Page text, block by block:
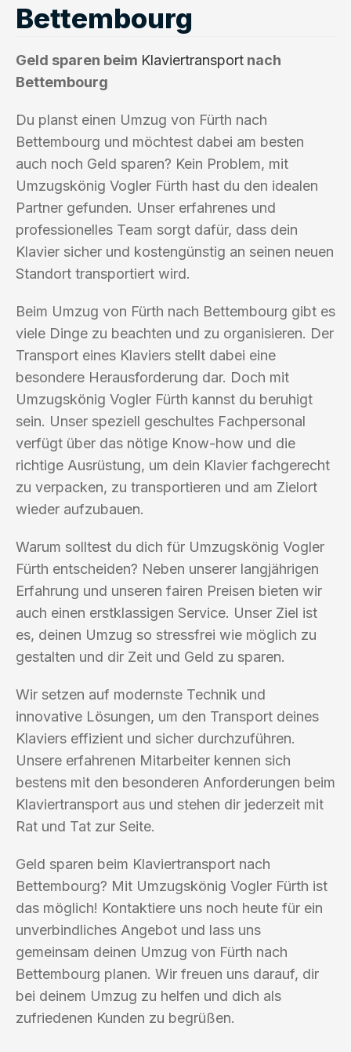
Bettembourg
Geld sparen beim Klaviertransport nach
Bettembourg
Du planst einen Umzug von Fürth nach
Bettembourg und möchtest dabei am besten
auch noch Geld sparen? Kein Problem, mit
Umzugskönig Vogler Fürth hast du den idealen
Partner gefunden. Unser erfahrenes und
professionelles Team sorgt dafür, dass dein
Klavier sicher und kostengünstig an seinen neuen
Standort transportiert wird.
Beim Umzug von Fürth nach Bettembourg gibt es
viele Dinge zu beachten und zu organisieren. Der
Transport eines Klaviers stellt dabei eine
besondere Herausforderung dar. Doch mit
Umzugskönig Vogler Fürth kannst du beruhigt
sein. Unser speziell geschultes Fachpersonal
verfügt über das nötige Know-how und die
richtige Ausrüstung, um dein Klavier fachgerecht
zu verpacken, zu transportieren und am Zielort
wieder aufzubauen.
Warum solltest du dich für Umzugskönig Vogler
Fürth entscheiden? Neben unserer langjährigen
Erfahrung und unseren fairen Preisen bieten wir
auch einen erstklassigen Service. Unser Ziel ist
es, deinen Umzug so stressfrei wie möglich zu
gestalten und dir Zeit und Geld zu sparen.
Wir setzen auf modernste Technik und
innovative Lösungen, um den Transport deines
Klaviers effizient und sicher durchzuführen.
Unsere erfahrenen Mitarbeiter kennen sich
bestens mit den besonderen Anforderungen beim
Klaviertransport aus und stehen dir jederzeit mit
Rat und Tat zur Seite.
Geld sparen beim Klaviertransport nach
Bettembourg? Mit Umzugskönig Vogler Fürth ist
das möglich! Kontaktiere uns noch heute für ein
unverbindliches Angebot und lass uns
gemeinsam deinen Umzug von Fürth nach
Bettembourg planen. Wir freuen uns darauf, dir
bei deinem Umzug zu helfen und dich als
zufriedenen Kunden zu begrüßen.